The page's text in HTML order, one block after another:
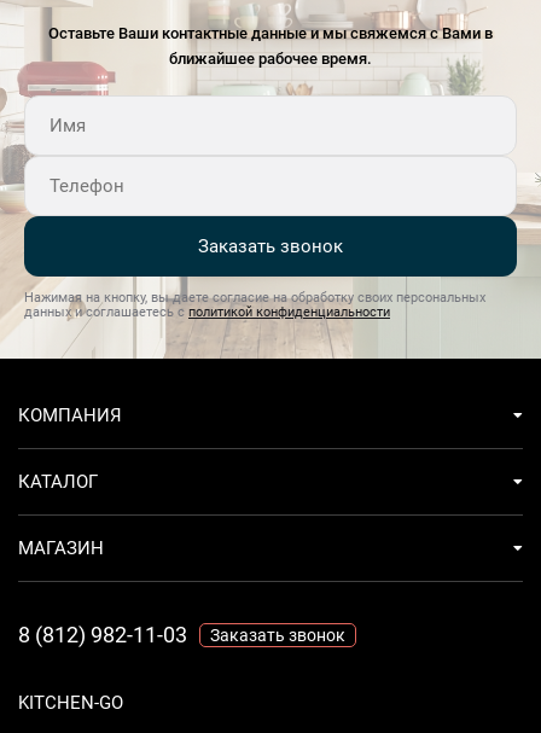
Оставьте Ваши контактные данные и мы свяжемся с Вами в
ближайшее рабочее время.
Заказать звонок
Нажимая на кнопку, вы даете согласие на обработку своих персональных
данных и соглашаетесь с политикой конфиденциальности
KITCHEN-GO
КОМПАНИЯ
КАТАЛОГ
МАГАЗИН
8 (812) 982-11-03 Заказать звонок